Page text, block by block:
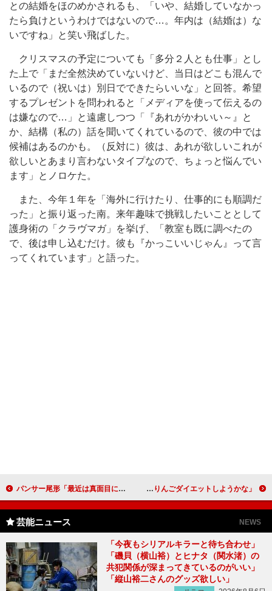
との結婚をほのめかされるも、「いや、結婚していなかっ
たら負けというわけではないので…。年内は（結婚は）な
いですね」と笑い飛ばした。
クリスマスの予定についても「多分２人とも仕事」とし
た上で「まだ全然決めていないけど、当日はどこも混んで
いるので（祝いは）別日でできたらいいな」と回答。希望
するプレゼントを問われると「メディアを使って伝えるの
は嫌なので…」と遠慮しつつ「『あれがかわいい～』と
か、結構（私の）話を聞いてくれているので、彼の中では
候補はあるのかも。（反対に）彼は、あれが欲しいこれが
欲しいとあまり言わないタイプなので、ちょっと悩んでい
ます」とノロケた。
また、今年１年を「海外に行けたり、仕事的にも順調だ
った」と振り返った南。来年趣味で挑戦したいこととして
護身術の「クラヴマガ」を挙げ、「教室も既に調べたの
で、後は申し込むだけ。彼も『かっこいいじゃん』って言
ってくれています」と語った。
パンサー尾形「最近は真面目になっている」 女性トラブル乗り越え、彼女と「ラブラブ」 井上真央、堺雅人へ大河バトンタッチ プレゼントに「りんごダイエットしようかな」
芸能ニュース NEWS
「今夜もシリアルキラーと待ち合わせ」
「磯貝（横山裕）とヒナタ（関水渚）の
共犯関係が深まってきているのがいい」
「縦山裕二さんのグッズ欲しい」